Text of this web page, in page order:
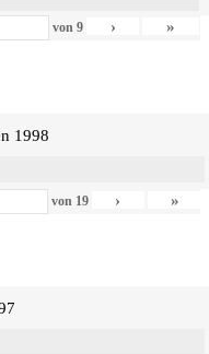
von9 › »
1998
von 19 › »